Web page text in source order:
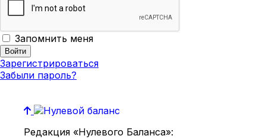
Запомнить меня
Зарегистрироваться
Забыли пароль?
Редакция «Нулевого Баланса»: